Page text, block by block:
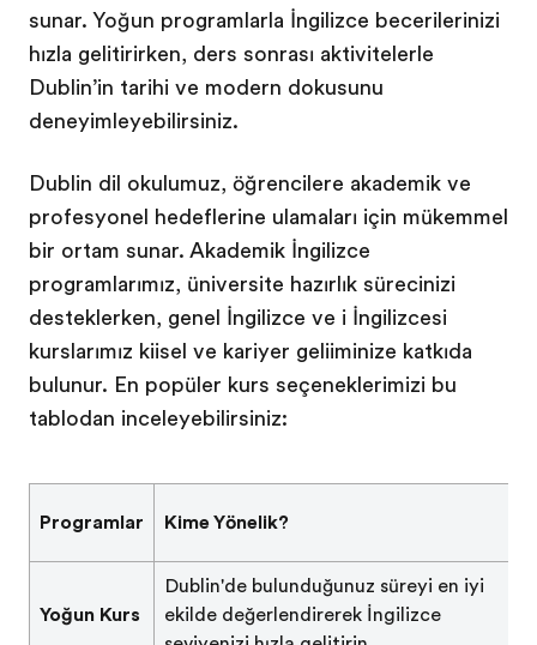
sunar. Yoğun programlarla İngilizce becerilerinizi
hızla geliştirirken, ders sonrası aktivitelerle
Dublin’in tarihi ve modern dokusunu
deneyimleyebilirsiniz.
Dublin dil okulumuz, öğrencilere akademik ve
profesyonel hedeflerine ulaşmaları için mükemmel
bir ortam sunar. Akademik İngilizce
programlarımız, üniversite hazırlık sürecinizi
desteklerken, genel İngilizce ve iş İngilizcesi
kurslarımız kişisel ve kariyer gelişiminize katkıda
bulunur. En popüler kurs seçeneklerimizi bu
tablodan inceleyebilirsiniz:
Programlar Kime Yönelik?
Yoğun Kurs
Dublin'de bulunduğunuz süreyi en iyi
şekilde değerlendirerek İngilizce